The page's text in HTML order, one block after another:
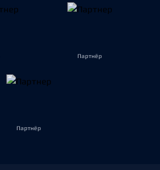
Партнёр
Партнёр